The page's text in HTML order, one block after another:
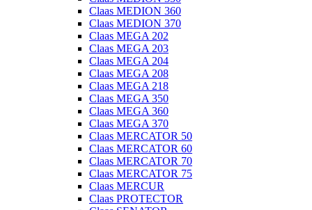
Claas MEDION 360
Claas MEDION 370
Claas MEGA 202
Claas MEGA 203
Claas MEGA 204
Claas MEGA 208
Claas MEGA 218
Claas MEGA 350
Claas MEGA 360
Claas MEGA 370
Claas MERCATOR 50
Claas MERCATOR 60
Claas MERCATOR 70
Claas MERCATOR 75
Claas MERCUR
Claas PROTECTOR